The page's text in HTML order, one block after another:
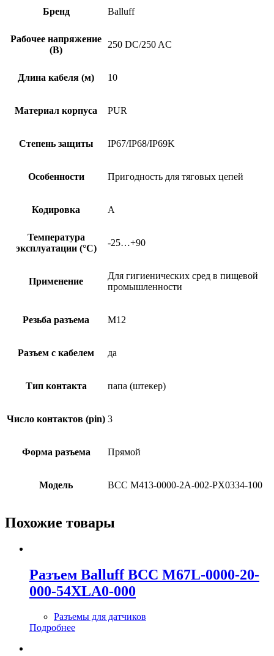
Бренд Balluff
Рабочее напряжение
(В)
250 DC/250 AC
Длина кабеля (м) 10
Материал корпуса PUR
Степень защиты IP67/IP68/IP69K
Особенности Пригодность для тяговых цепей
Кодировка A
Температура
эксплуатации (°C)
-25…+90
Применение
Для гигиенических сред в пищевой
промышленности
Резьба разъема M12
Разъем с кабелем да
Тип контакта папа (штекер)
Число контактов (pin) 3
Форма разъема Прямой
Модель BCC M413-0000-2A-002-PX0334-100
Похожие товары
Разъем Balluff BCC M67L-0000-20-
000-54XLA0-000
Разъемы для датчиков
Подробнее